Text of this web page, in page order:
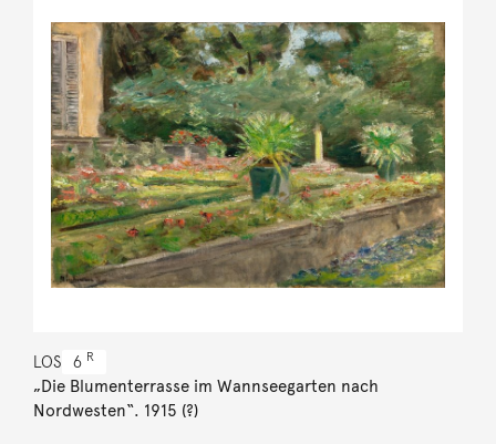
LOS 6 R
„Die Blumenterrasse im Wannseegarten nach
Nordwesten“. 1915 (?)